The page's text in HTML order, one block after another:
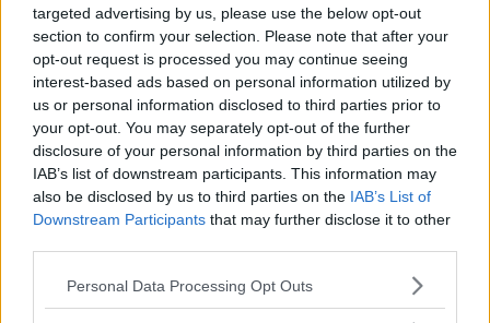
targeted advertising by us, please use the below opt-out
section to confirm your selection. Please note that after your
opt-out request is processed you may continue seeing
interest-based ads based on personal information utilized by
us or personal information disclosed to third parties prior to
your opt-out. You may separately opt-out of the further
disclosure of your personal information by third parties on the
IAB’s list of downstream participants. This information may
also be disclosed by us to third parties on the IAB’s List of
Downstream Participants that may further disclose it to other
Please note that this website/app uses one or more Google
Personal Data Processing Opt Outs
verksamheten för att vi skulle kunna växa så snabbt och
stabilt som möjligt.
Garaget blev musikstudio
Det hjälpte inte heller att husets enda garage upptogs av
sonens musikstudio, skämtar Christian von Koenigsegg.
Men nu bygger han ut med ett fembilsgarage och första
modellen i Christians egna bilsamling blir den första
sportbilen han köpte som 19-åring – en Mazda MX-5.
– Och nyligen snubblade jag över en av de sista Lotus
Esprit som någonsin byggdes, på nätet. Eftersom Esprit var